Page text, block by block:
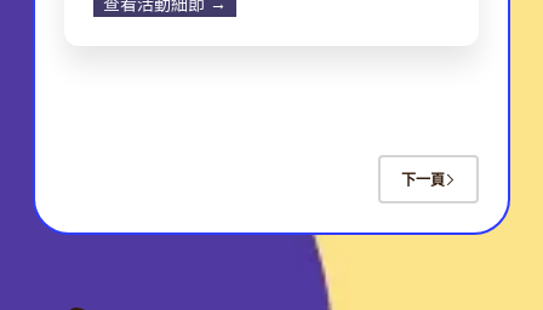
查看活動細節 →
下一頁